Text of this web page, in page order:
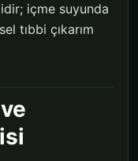
içme suyunda
tıbbi çıkarım